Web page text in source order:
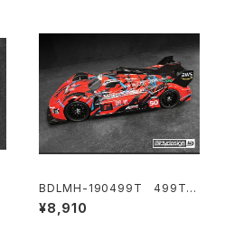
BDLMH-190499T 499T
クリアハイパーカーボディ 1/10
190mm タミヤ TT-02用 ライ
¥8,910